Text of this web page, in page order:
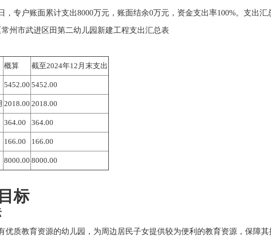
，专户账面累计支出8000万元，账面结余0万元，资金支出率100%。支出汇
州市武进区田第二幼儿园新建工程支出汇总表
概算 截至2024年12月末支出
5452.00 5452.00
2018.00 2018.00
364.00 364.00
166.00 166.00
8000.00 8000.00
标
优质教育资源的幼儿园，为周边居民子女提供较为便利的教育资源，保障